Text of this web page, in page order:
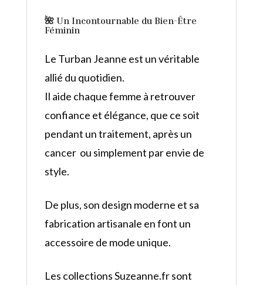
🌺 Un Incontournable du Bien-Être
Féminin
Le Turban Jeanne est un véritable
allié du quotidien.
Il aide chaque femme à retrouver
confiance et élégance, que ce soit
pendant un traitement, après un
cancer ou simplement par envie de
style.
De plus, son design moderne et sa
fabrication artisanale en font un
accessoire de mode unique.
Les collections Suzeanne.fr sont